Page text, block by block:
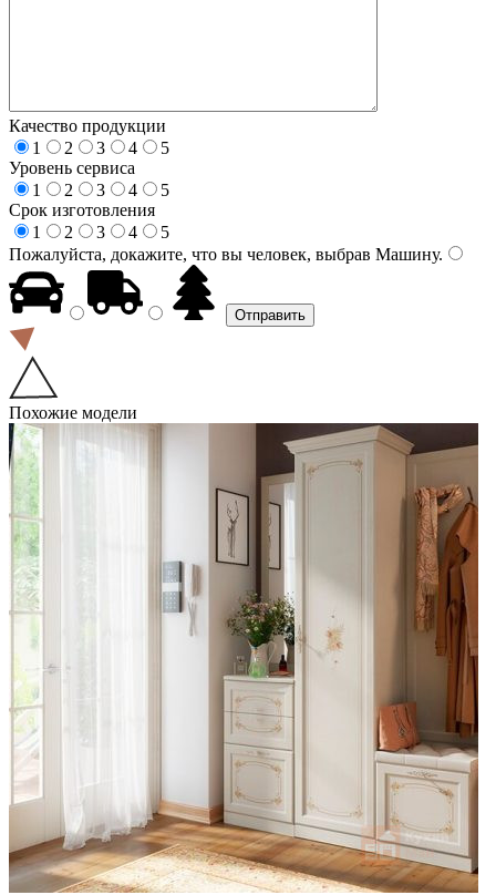
Качество продукции
1
2 3 4
5
Уровень сервиса
1
2 3 4
5
Срок изготовления
1
2 3 4
5
Пожалуйста, докажите, что вы человек, выбрав Машину.
Похожие модели